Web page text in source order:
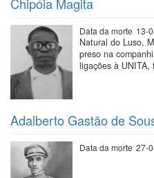
Data da morte 13-
Natural do Luso,
preso na
ligações à
Adalberto Gastão de
Data da morte 27-